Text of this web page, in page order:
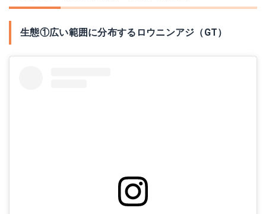
生態①広い範囲に分布するロウニンアジ（GT）